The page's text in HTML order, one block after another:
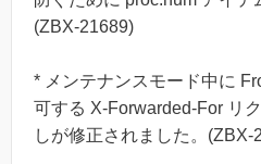
(ZBX-21689)
* メンテナンスモード中に
可する X-Forwarded-For リ
しが修正されました。(ZBX-